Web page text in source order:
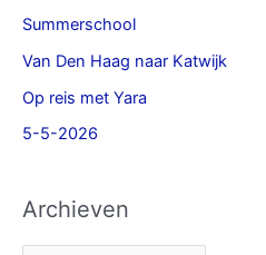
Summerschool
Van Den Haag naar Katwijk
Op reis met Yara
5-5-2026
Archieven